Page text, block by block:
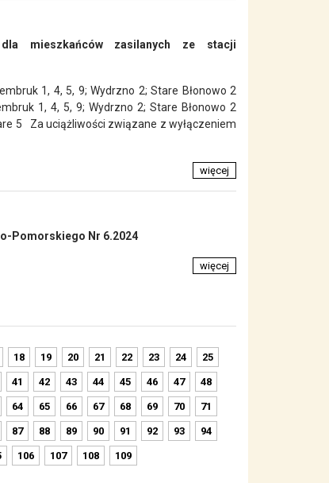
mieszkańców zasilanych ze stacji
1, 4, 5, 9; Wydrzno 2; Stare Błonowo 2
1, 4, 5, 9; Wydrzno 2; Stare Błonowo 2
5 Za uciążliwości związane z wyłączeniem
więcej
Pomorskiego Nr 6.2024
więcej
18 19 20 21 22 23 24 25
41 42 43 44 45 46 47 48
64 65 66 67 68 69 70 71
87 88 89 90 91 92 93 94
106 107 108 109